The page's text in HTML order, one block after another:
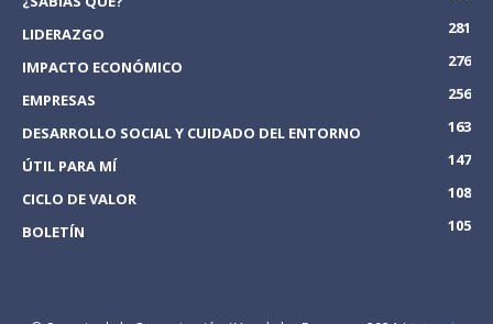
LIDERAZGO
281
IMPACTO ECONÓMICO
276
EMPRESAS
256
DESARROLLO SOCIAL Y CUIDADO DEL ENTORNO
163
ÚTIL PARA MÍ
147
CICLO DE VALOR
108
BOLETÍN
105